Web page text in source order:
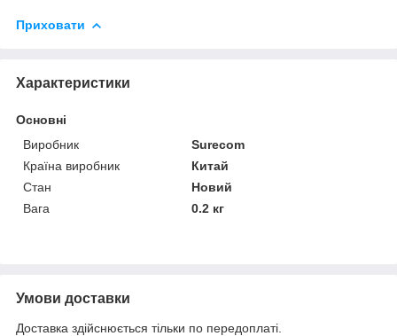
Приховати
Характеристики
Основні
Виробник
Surecom
Країна виробник
Китай
Стан
Новий
Вага
0.2 кг
Умови доставки
Доставка здійснюється тільки по передоплаті.